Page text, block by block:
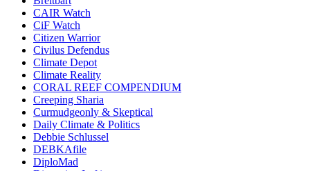
CAIR Watch
CiF Watch
Citizen Warrior
Civilus Defendus
Climate Depot
Climate Reality
CORAL REEF COMPENDIUM
Creeping Sharia
Curmudgeonly & Skeptical
Daily Climate & Politics
Debbie Schlussel
DEBKAfile
DiploMad